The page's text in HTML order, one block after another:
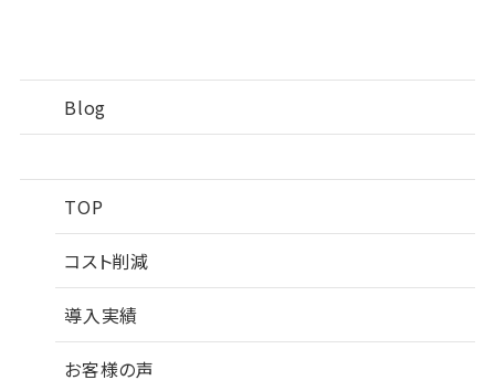
Blog
TOP
コスト削減
導入実績
お客様の声